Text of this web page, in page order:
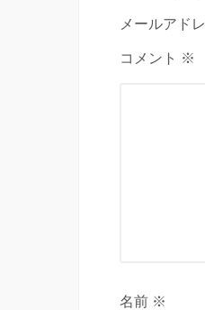
メールアド
コメント ※
名前 ※